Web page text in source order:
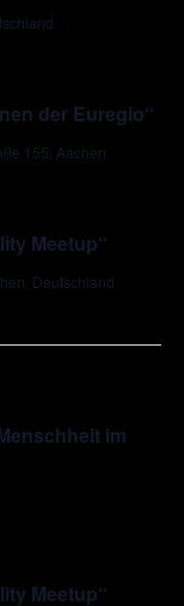
der Euregio“
155, Aachen
Meetup“
Deutschland
im
Meetup“